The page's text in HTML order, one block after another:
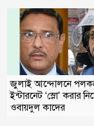
জুলাই আন্দোলনে
ইন্টারনেট ‘স্লো’ করার
ওবায়দুল কাদের